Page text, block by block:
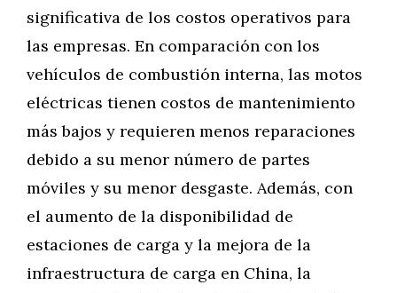
significativa de los costos operativos para
las empresas. En comparación con los
vehículos de combustión interna, las motos
eléctricas tienen costos de mantenimiento
más bajos y requieren menos reparaciones
debido a su menor número de partes
móviles y su menor desgaste. Además, con
el aumento de la disponibilidad de
estaciones de carga y la mejora de la
infraestructura de carga en China, la